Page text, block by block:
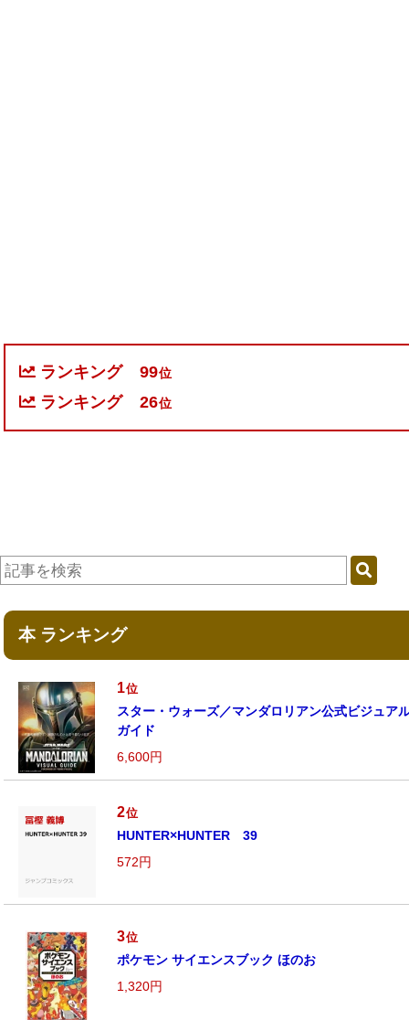
ランキング 99位
ランキング 26位
本 ランキング
1位
スター・ウォーズ／マンダロリアン公式ビジュア
ガイド
6,600円
2位
HUNTER×HUNTER 39
572円
3位
ポケモン サイエンスブック ほのお
1,320円